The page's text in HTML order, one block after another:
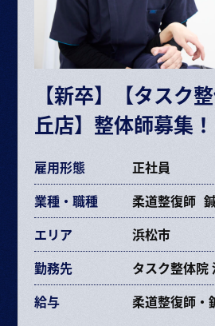
昇給 半年に1
※給与は経験
※試用期間6ヶ月（期
※固定残業時間を超え
交通費規定支
各種手当あり
【新卒】【タスク
丘店】整体師募集！
雇用形態
正社員
業種・職種
柔道整復師
エリア
浜松市
勤務先
タスク整体院
給与